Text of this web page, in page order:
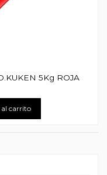
5Kg ROJA
carrito